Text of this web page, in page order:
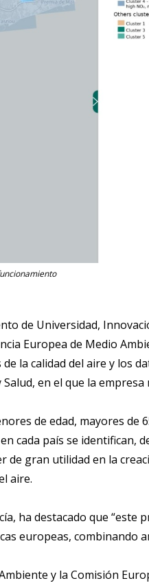
de Universidad,
Europea de Medio
la calidad del aire y los
en el que la
de edad, mayores de
cada país se identifican,
gran utilidad en la
aire.
ha destacado que “este
europeas, combinando
y la Comisión